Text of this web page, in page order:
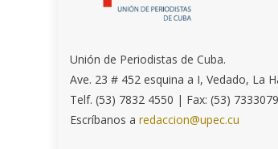
Unión de Periodistas de Cuba.
Ave. 23 # 452 esquina a I, Vedado, La
Telf. (53) 7832 4550 | Fax: (53) 7333079
Escríbanos aredaccion@upec.cu